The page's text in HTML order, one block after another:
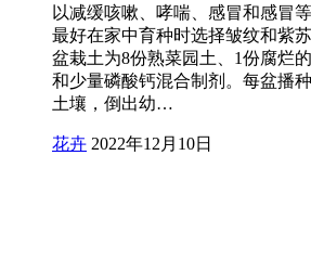
以减缓咳嗽、哮喘、感冒和感冒
最好在家中育种时选择皱纹和紫
盆栽土为8份熟菜园土、1份腐烂
和少量磷酸钙混合制剂。每盆播
土壤，倒出幼…
花卉 2022年12月10日